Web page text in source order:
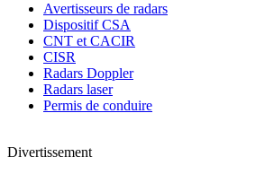
Avertisseurs de radars
Dispositif CSA
CNT et CACIR
CISR
Radars Doppler
Radars laser
Permis de conduire
Divertissement